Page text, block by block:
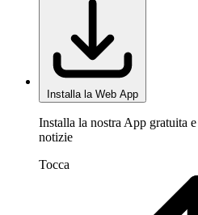
Installa la Web App
Installa la nostra App gratuita
notizie
Tocca